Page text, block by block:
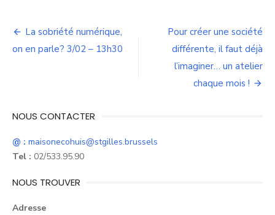
Navigation
de
La sobriété numérique,
on en parle? 3/02 – 13h30
Pour créer une société
différente, il faut déjà
l’imaginer… un atelier
chaque mois !
NOUS CONTACTER
@ : maisonecohuis@stgilles.brussels
Tel : 02/533.95.90
NOUS TROUVER
Adresse